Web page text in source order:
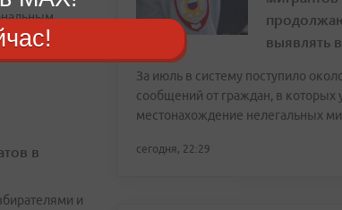
в
и
выявлять
За июль в систему поступило
сообщений от граждан, в которых
местонахождение нелегальных
сегодня, 22:29